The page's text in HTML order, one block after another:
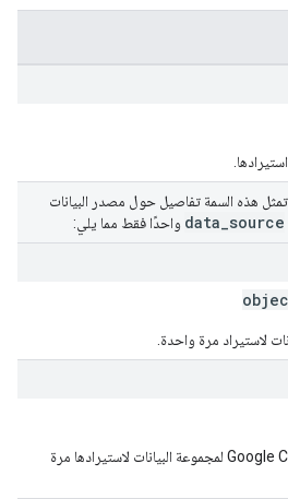
. تمثل هذه السمة تفاصيل حول مصدر البيانات
data source واحدًا فقط مما يلي:
لاستيراد مرة واحدة.
مصدر ملف في Google Cloud Storage لمجموعة البيانات لاستيرادها مرة